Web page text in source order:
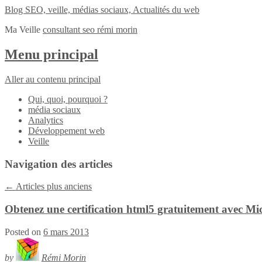
Blog SEO, veille, médias sociaux, Actualités du web
Ma Veille consultant seo rémi morin
Menu principal
Aller au contenu principal
Qui, quoi, pourquoi ?
média sociaux
Analytics
Développement web
Veille
Navigation des articles
← Articles plus anciens
Obtenez une certification html5 gratuitement avec
Posted on 6 mars 2013
by
Rémi Morin